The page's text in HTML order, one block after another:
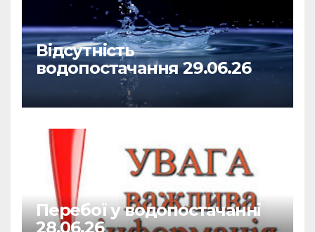
Відсутність
водопостачання 29.06.26
Перебої у водопостачанні
28.06.26